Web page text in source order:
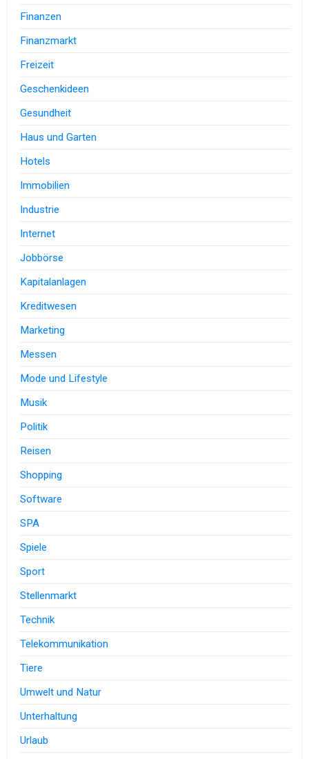
Finanzen
Finanzmarkt
Freizeit
Geschenkideen
Gesundheit
Haus und Garten
Hotels
Immobilien
Industrie
Internet
Jobbörse
Kapitalanlagen
Kreditwesen
Marketing
Messen
Mode und Lifestyle
Musik
Politik
Reisen
Shopping
Software
SPA
Spiele
Sport
Stellenmarkt
Technik
Telekommunikation
Tiere
Umwelt und Natur
Unterhaltung
Urlaub